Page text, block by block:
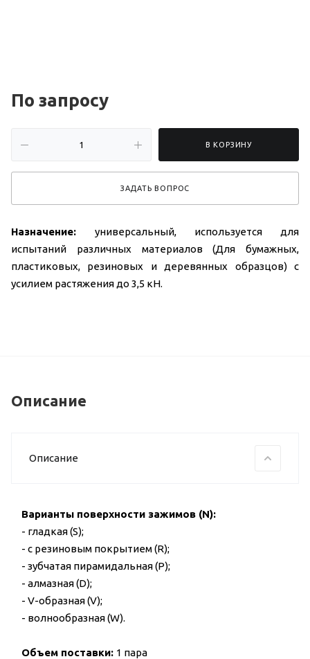
По запросу
В КОРЗИНУ
ЗАДАТЬ ВОПРОС
Назначение: универсальный, используется для
испытаний различных материалов (Для бумажных,
пластиковых, резиновых и деревянных образцов) с
усилием растяжения до 3,5 кН.
Описание
Описание
Варианты поверхности зажимов (N):
- гладкая (S);
- с резиновым покрытием (R);
- зубчатая пирамидальная (P);
- алмазная (D);
- V-образная (V);
- волнообразная (W).
Объем поставки: 1 пара